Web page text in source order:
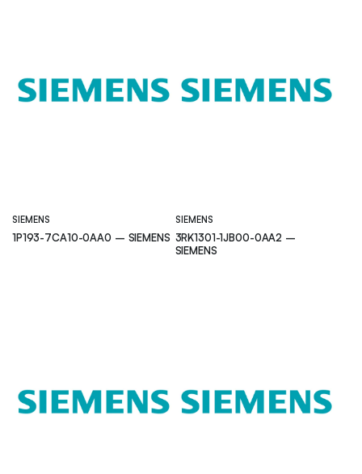
SIEMENS
1P193-7CA10-0AA0 – SIEMENS
SIEMENS
3RK1301-1JB00-0AA2 –
SIEMENS